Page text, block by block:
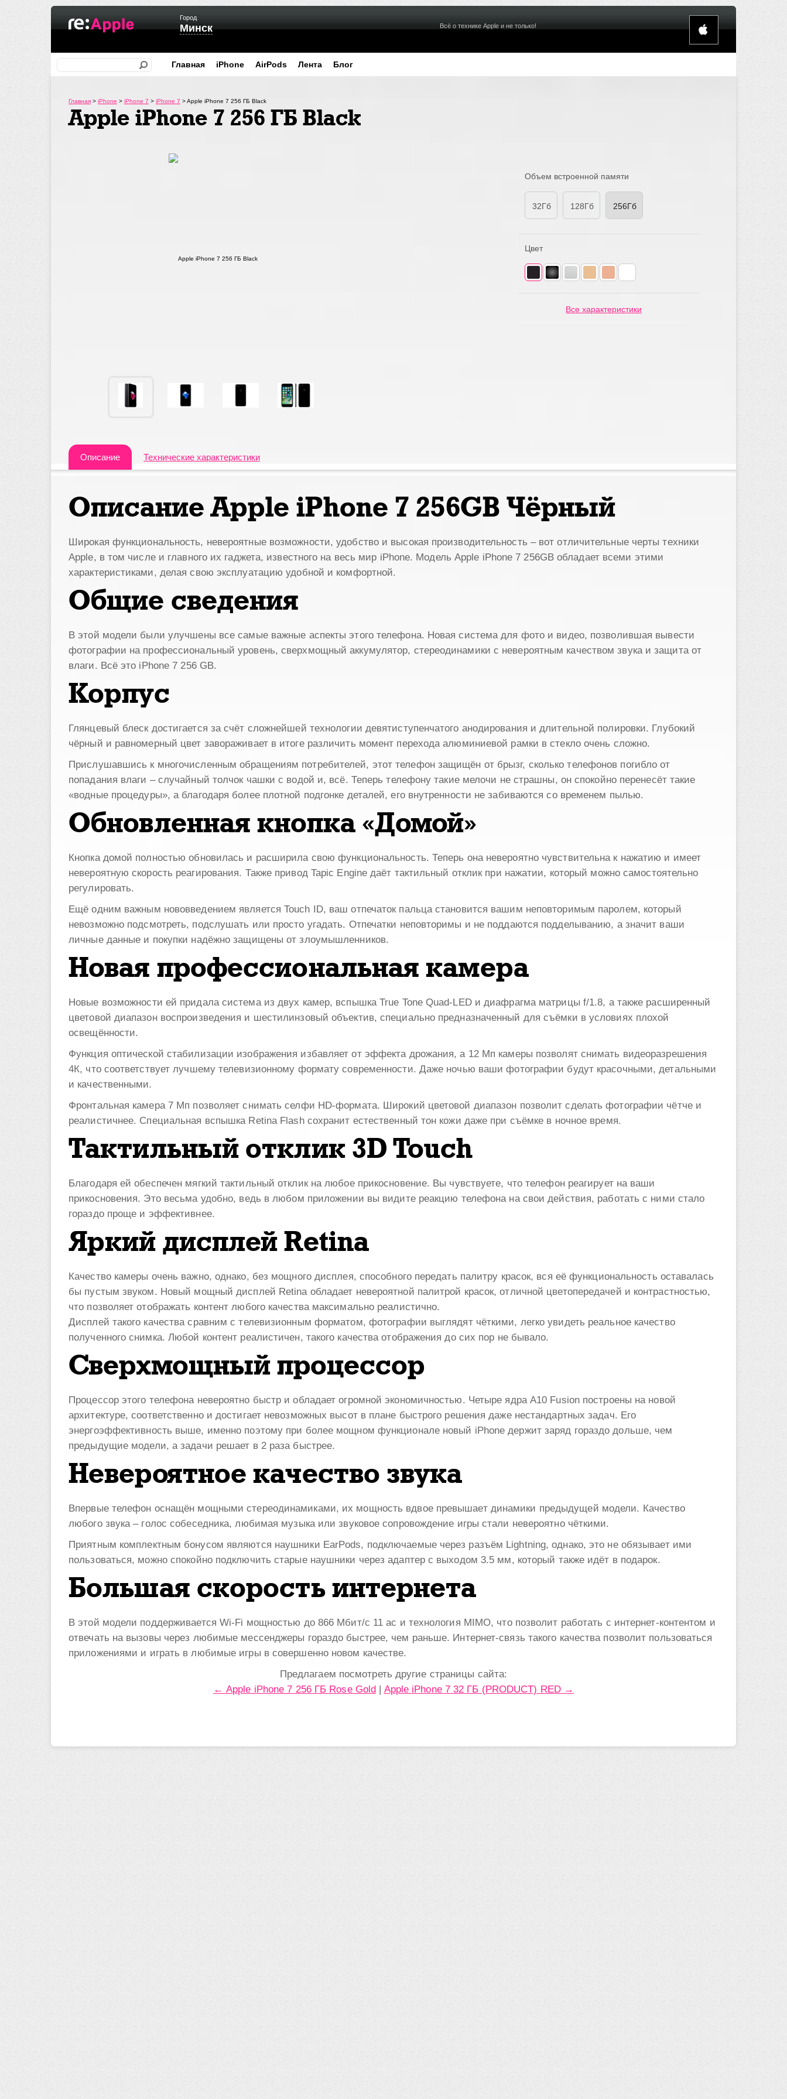
Город
Минск Всё о технике Apple и не только!
Главная iPhone AirPods Лента Блог
Главная > iPhone > iPhone 7 > iPhone 7 >Apple iPhone 7 256 ГБ Black
Apple iPhone 7 256 ГБ Black
Объем встроенной памяти
32Гб 128Гб 256Гб
Цвет
Все характеристики
Описание Технические характеристики
Описание Apple iPhone 7 256GB Чёрный
Широкая функциональность, невероятные возможности, удобство и высокая производительность – вот отличительные черты техники
Apple, в том числе и главного их гаджета, известного на весь мир iPhone. Модель Apple iPhone 7 256GB обладает всеми этими
характеристиками, делая свою эксплуатацию удобной и комфортной.
Общие сведения
В этой модели были улучшены все самые важные аспекты этого телефона. Новая система для фото и видео, позволившая вывести
фотографии на профессиональный уровень, сверхмощный аккумулятор, стереодинамики с невероятным качеством звука и защита от
влаги. Всё это iPhone 7 256 GB.
Корпус
Глянцевый блеск достигается за счёт сложнейшей технологии девятиступенчатого анодирования и длительной полировки. Глубокий
чёрный и равномерный цвет завораживает в итоге различить момент перехода алюминиевой рамки в стекло очень сложно.
Прислушавшись к многочисленным обращениям потребителей, этот телефон защищён от брызг, сколько телефонов погибло от
попадания влаги – случайный толчок чашки с водой и, всё. Теперь телефону такие мелочи не страшны, он спокойно перенесёт такие
«водные процедуры», а благодаря более плотной подгонке деталей, его внутренности не забиваются со временем пылью.
Обновленная кнопка «Домой»
Кнопка домой полностью обновилась и расширила свою функциональность. Теперь она невероятно чувствительна к нажатию и имеет
невероятную скорость реагирования. Также привод Tapic Engine даёт тактильный отклик при нажатии, который можно самостоятельно
регулировать.
Ещё одним важным нововведением является Touch ID, ваш отпечаток пальца становится вашим неповторимым паролем, который
невозможно подсмотреть, подслушать или просто угадать. Отпечатки неповторимы и не поддаются подделыванию, а значит ваши
личные данные и покупки надёжно защищены от злоумышленников.
Новая профессиональная камера
Новые возможности ей придала система из двух камер, вспышка True Tone Quad-LED и диафрагма матрицы f/1.8, а также расширенный
цветовой диапазон воспроизведения и шестилинзовый объектив, специально предназначенный для съёмки в условиях плохой
освещённости.
Функция оптической стабилизации изображения избавляет от эффекта дрожания, а 12 Мп камеры позволят снимать видеоразрешения
4К, что соответствует лучшему телевизионному формату современности. Даже ночью ваши фотографии будут красочными, детальными
и качественными.
Фронтальная камера 7 Мп позволяет снимать селфи HD-формата. Широкий цветовой диапазон позволит сделать фотографии чётче и
реалистичнее. Специальная вспышка Retina Flash сохранит естественный тон кожи даже при съёмке в ночное время.
Тактильный отклик 3D Touch
Благодаря ей обеспечен мягкий тактильный отклик на любое прикосновение. Вы чувствуете, что телефон реагирует на ваши
прикосновения. Это весьма удобно, ведь в любом приложении вы видите реакцию телефона на свои действия, работать с ними стало
гораздо проще и эффективнее.
Яркий дисплей Retina
Качество камеры очень важно, однако, без мощного дисплея, способного передать палитру красок, вся её функциональность оставалась
бы пустым звуком. Новый мощный дисплей Retina обладает невероятной палитрой красок, отличной цветопередачей и контрастностью,
что позволяет отображать контент любого качества максимально реалистично.
Дисплей такого качества сравним с телевизионным форматом, фотографии выглядят чёткими, легко увидеть реальное качество
полученного снимка. Любой контент реалистичен, такого качества отображения до сих пор не бывало.
Сверхмощный процессор
Процессор этого телефона невероятно быстр и обладает огромной экономичностью. Четыре ядра A10 Fusion построены на новой
архитектуре, соответственно и достигает невозможных высот в плане быстрого решения даже нестандартных задач. Его
энергоэффективность выше, именно поэтому при более мощном функционале новый iPhone держит заряд гораздо дольше, чем
предыдущие модели, а задачи решает в 2 раза быстрее.
Невероятное качество звука
Впервые телефон оснащён мощными стереодинамиками, их мощность вдвое превышает динамики предыдущей модели. Качество
любого звука – голос собеседника, любимая музыка или звуковое сопровождение игры стали невероятно чёткими.
Приятным комплектным бонусом являются наушники EarPods, подключаемые через разъём Lightning, однако, это не обязывает ими
пользоваться, можно спокойно подключить старые наушники через адаптер с выходом 3.5 мм, который также идёт в подарок.
Большая скорость интернета
В этой модели поддерживается Wi-Fi мощностью до 866 Мбит/c 11 ас и технология MIMO, что позволит работать с интернет-контентом и
отвечать на вызовы через любимые мессенджеры гораздо быстрее, чем раньше. Интернет-связь такого качества позволит пользоваться
приложениями и играть в любимые игры в совершенно новом качестве.
Предлагаем посмотреть другие страницы сайта:
← Apple iPhone 7 256 ГБ Rose Gold | Apple iPhone 7 32 ГБ (PRODUCT) RED →